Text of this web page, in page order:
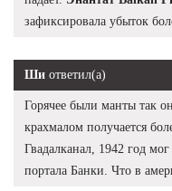
зафиксировала убыток
Ши ответил(а)
Горячее были манты так
крахмалом получается
Гвадалканал, 1942 год
портала Банки. Что в